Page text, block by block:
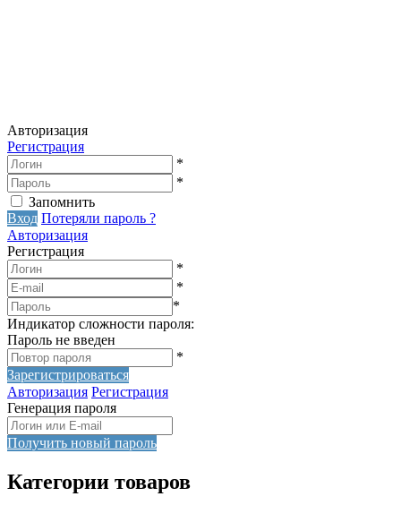
Авторизация
Регистрация
*
*
Запомнить
Вход Потеряли пароль ?
Авторизация
Регистрация
*
*
*
Индикатор сложности пароля:
Пароль не введен
*
Зарегистрироваться
Авторизация Регистрация
Генерация пароля
Получить новый пароль
Категории товаров